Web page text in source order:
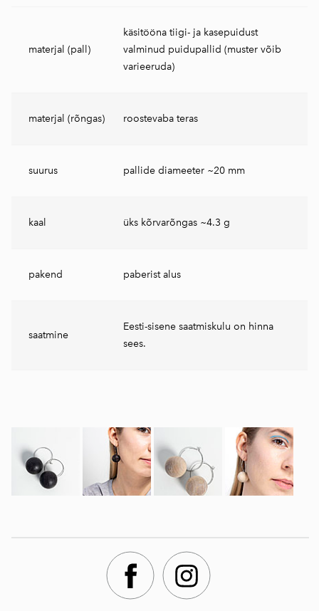
materjal (pall)
käsitööna tiigi- ja kasepuidust
valminud puidupallid (muster võib
varieeruda)
materjal (rõngas) roostevaba teras
suurus pallide diameeter ~20 mm
kaal üks kõrvarõngas ~4.3 g
pakend paberist alus
saatmine
Eesti-sisene saatmiskulu on hinna
sees.